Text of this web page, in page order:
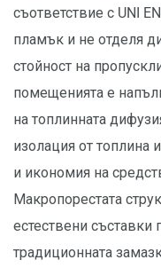
съответствие с UNI
пламък и не отделя
стойност на
помещенията е
на топлинната
изолация от топлина
и икономия на
Макропорестата
естествени съставки
традиционната